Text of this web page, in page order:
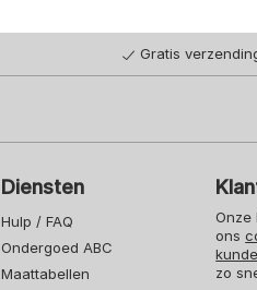
Gratis
Diensten
Hulp / FAQ
Ondergoed ABC
Maattabellen
Onze
ons
zo